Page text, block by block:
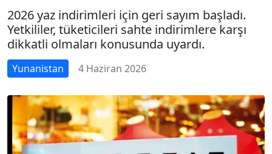
2026 yaz indirimleri için geri sayım başladı.
Yetkililer, tüketicileri sahte indirimlere karşı
dikkatli olmaları konusunda uyardı.
Yunanistan 4 Haziran 2026